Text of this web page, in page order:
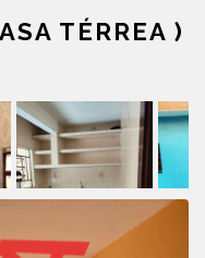
TÉRREA )